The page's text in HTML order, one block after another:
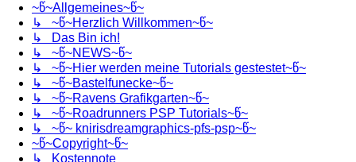
~წ~Allgemeines~წ~
↳ ~წ~Herzlich Willkommen~წ~
↳ Das Bin ich!
↳ ~წ~NEWS~წ~
↳ ~წ~Hier werden meine Tutorials gestestet~წ~
↳ ~წ~Bastelfunecke~წ~
↳ ~წ~Ravens Grafikgarten~წ~
↳ ~წ~Roadrunners PSP Tutorials~წ~
↳ ~წ~ knirisdreamgraphics-pfs-psp~წ~
~წ~Copyright~წ~
↳ Kostennote